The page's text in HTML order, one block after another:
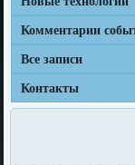
Комментарии
Все записи
Контакты